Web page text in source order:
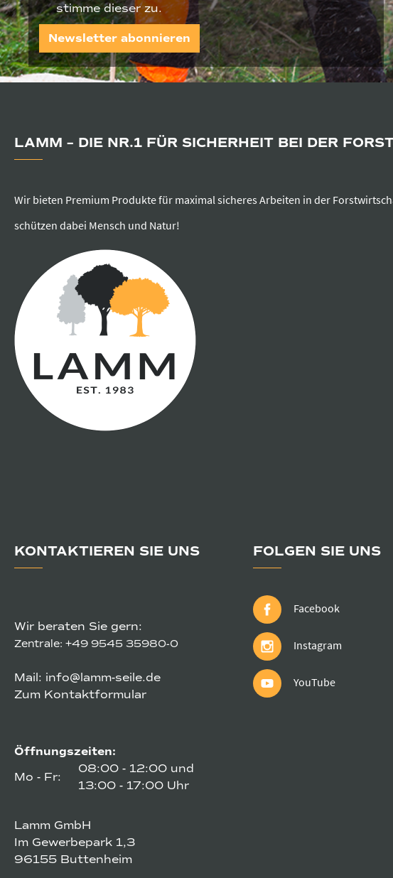
stimme dieser zu.
Newsletter abonnieren
LAMM – DIE NR.1 FÜR SICHERHEIT BEI DER
Wir bieten Premium Produkte für maximal sicheres Arbeiten in der
schützen dabei Mensch und Natur!
KONTAKTIEREN SIE UNS
Wir beraten Sie gern:
Zentrale: +49 9545 35980-0
Mail: info@lamm-seile.de
Zum Kontaktformular
Öffnungszeiten:
Mo - Fr:
08:00 - 12:00 und
13:00 - 17:00 Uhr
Lamm GmbH
Im Gewerbepark 1,3
96155 Buttenheim
FOLGEN SIE UNS
Facebook
Instagram
YouTube